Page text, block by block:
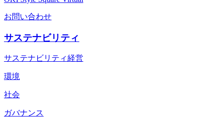
お問い合わせ
サステナビリティ
サステナビリティ経営
環境
社会
ガバナンス